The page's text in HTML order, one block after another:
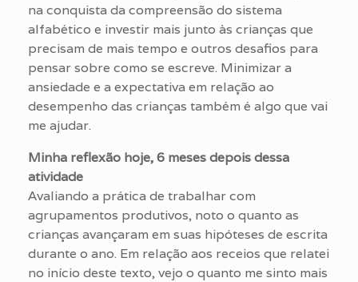
na conquista da compreensão do sistema
alfabético e investir mais junto às crianças que
precisam de mais tempo e outros desafios para
pensar sobre como se escreve. Minimizar a
ansiedade e a expectativa em relação ao
desempenho das crianças também é algo que vai
me ajudar.
Minha reflexão hoje, 6 meses depois dessa
atividade
Avaliando a prática de trabalhar com
agrupamentos produtivos, noto o quanto as
crianças avançaram em suas hipóteses de escrita
durante o ano. Em relação aos receios que relatei
no início deste texto, vejo o quanto me sinto mais